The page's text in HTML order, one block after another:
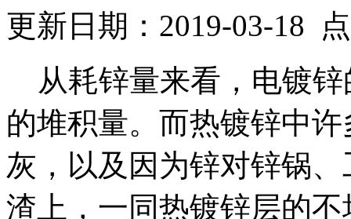
更新日期：2019-03-18
从耗锌量来看，电镀锌
的堆积量。而热镀锌中
灰，以及因为锌对锌锅
渣上，一同热镀锌层的